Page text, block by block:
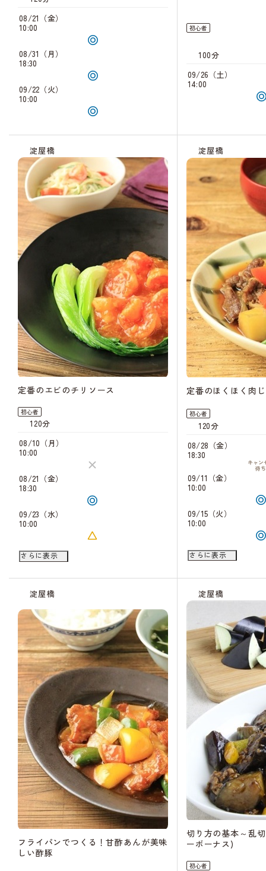
08/21（金）
10:00
08/31（月）
18:30
09/22（火）
10:00
初心者
100分
09/26（土）
14:00
淀屋橋
定番のエビのチリソース
初心者
120分
08/10（月）
10:00
08/21（金）
18:30
09/23（水）
10:00
09/30（水）
18:30
さらに表示
淀屋橋
定番のほくほく肉
初心者
120分
08/28（金）
18:30
キャン
待ち
09/11（金）
10:00
09/15（火）
10:00
09/26（土）
10:00
さらに表示
淀屋橋
フライパンでつくる！甘酢あんが美味
しい酢豚
淀屋橋
切り方の基本～乱
ーボーナス)
初心者